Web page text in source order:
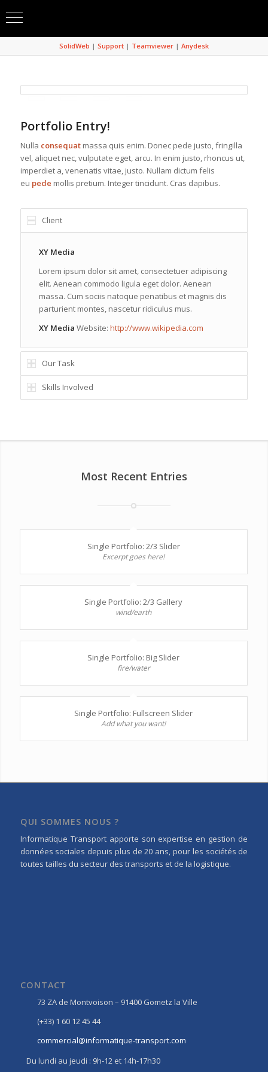
SolidWeb | Support| Teamviewer| Anydesk
Portfolio Entry!
Nulla consequatmassa quis enim. Donec pede justo, fringilla
vel, aliquet nec, vulputate eget, arcu. In enim justo, rhoncus ut,
imperdiet a, venenatis vitae, justo. Nullam dictum felis
eu pede mollis pretium. Integer tincidunt. Cras dapibus.
Client
XY Media
Lorem ipsum dolor sit amet, consectetuer adipiscing
elit. Aenean commodo ligula eget dolor. Aenean
massa. Cum sociis natoque penatibus et magnis dis
parturient montes, nascetur ridiculus mus.
XY Media Website: http://www.wikipedia.com
Our Task
Skills Involved
Most Recent Entries
Single Portfolio: 2/3 Slider
Excerpt goes here!
Single Portfolio: 2/3 Gallery
wind/earth
Single Portfolio: Big Slider
fire/water
Single Portfolio: Fullscreen Slider
Add what you want!
QUI SOMMES NOUS ?
Informatique Transport apporte son expertise en gestion de
données sociales depuis plus de 20 ans, pour les sociétés de
toutes tailles du secteur des transports et de la logistique.
CONTACT
73 ZA de Montvoison – 91400 Gometz la Ville
(+33) 1 60 12 45 44
commercial@informatique-transport.com
Du lundi au jeudi : 9h-12 et 14h-17h30